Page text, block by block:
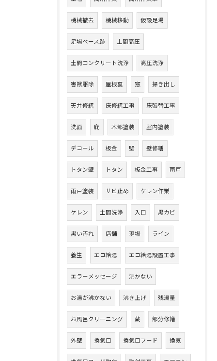
機械撤去 機械移動 仮設足場
足場ベース跡 土間高圧
土間コンクリート洗浄 高圧洗浄
害獣駆除 屋根裏 窓 掃き出し
天井修繕 床修繕工事 床張替工事
洗面 庇 木部塗装 室内塗装
デコール 板金 壁 壁修繕
トタン壁 トタン 板金工事 雨戸
雨戸塗装 サビ止め ケレン作業
ケレン 土間洗浄 入口 黒カビ
黒い汚れ 店舗 現場 ライン
養生 エコ給湯 エコ給湯設置工事
エラーメッセージ 沸かない
お湯が沸かない 沸き上げ 残湯量
お風呂クリーニング 蔵 部分修繕
外壁 換気口 換気口フード 換気